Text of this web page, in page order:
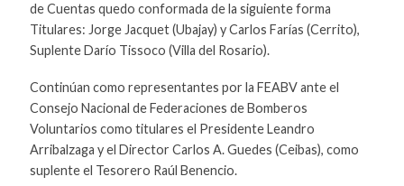
de Cuentas quedo conformada de la siguiente forma
Titulares: Jorge Jacquet (Ubajay) y Carlos Farías (Cerrito),
Suplente Darío Tissoco (Villa del Rosario).
Continúan como representantes por la FEABV ante el
Consejo Nacional de Federaciones de Bomberos
Voluntarios como titulares el Presidente Leandro
Arribalzaga y el Director Carlos A. Guedes (Ceibas), como
suplente el Tesorero Raúl Benencio.